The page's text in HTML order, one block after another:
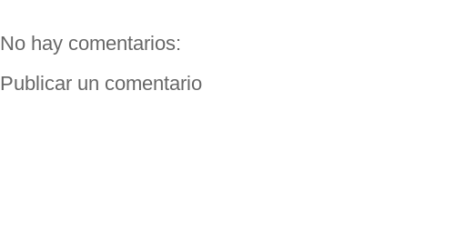
No hay comentarios:
Publicar un comentario